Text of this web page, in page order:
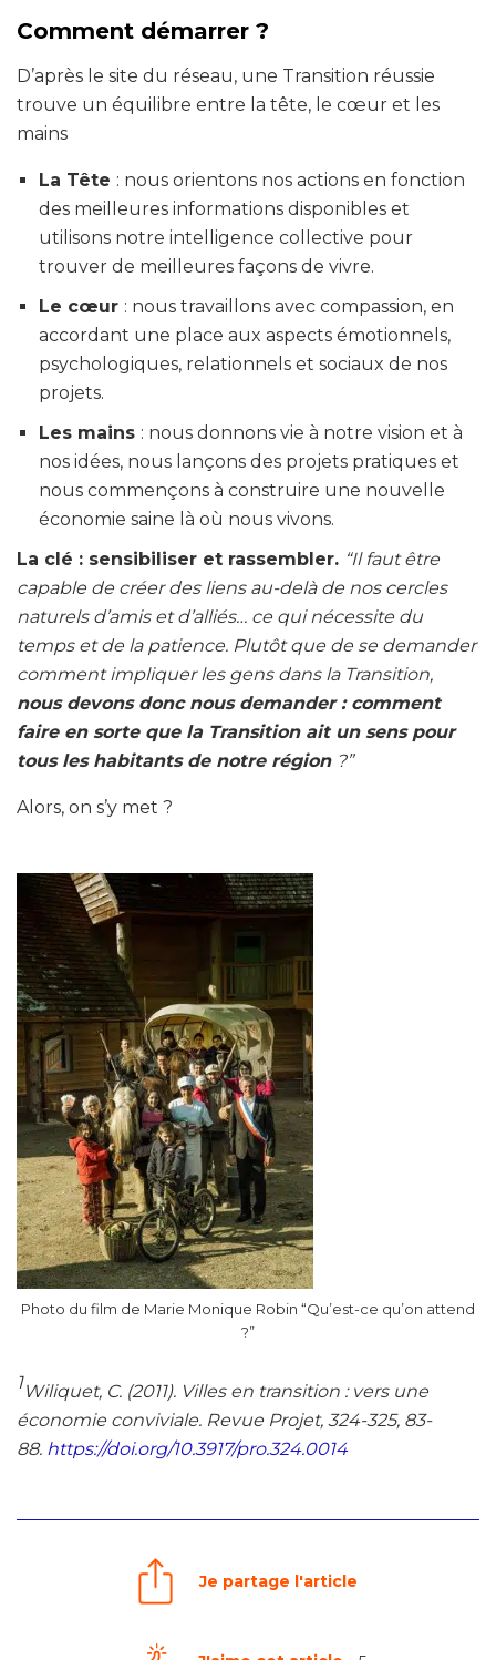
Comment démarrer ?
D’après le site du réseau, une Transition réussie
trouve un équilibre entre la tête, le cœur et les
mains
La Tête : nous orientons nos actions en fonction
des meilleures informations disponibles et
utilisons notre intelligence collective pour
trouver de meilleures façons de vivre.
Le cœur : nous travaillons avec compassion, en
accordant une place aux aspects émotionnels,
psychologiques, relationnels et sociaux de nos
projets.
Les mains : nous donnons vie à notre vision et à
nos idées, nous lançons des projets pratiques et
nous commençons à construire une nouvelle
économie saine là où nous vivons.
La clé : sensibiliser et rassembler. “Il faut être
capable de créer des liens au-delà de nos cercles
naturels d’amis et d’alliés… ce qui nécessite du
temps et de la patience. Plutôt que de se demander
comment impliquer les gens dans la Transition,
nous devons donc nous demander : comment
faire en sorte que la Transition ait un sens pour
tous les habitants de notre région ?”
Alors, on s’y met ?
Photo du film de Marie Monique Robin “Qu’est-ce qu’on attend
?”
1Wiliquet, C. (2011). Villes en transition : vers une
économie conviviale. Revue Projet, 324-325, 83-
88. https://doi.org/10.3917/pro.324.0014
Je partage l'article